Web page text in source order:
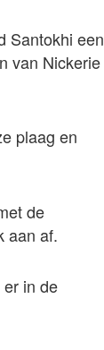
Santokhi een
van Nickerie
plaag en
de
aan af.
in de